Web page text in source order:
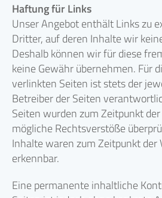
Haftung für Links
Unser Angebot enthält Links zu
Dritter, auf deren Inhalte wir
Deshalb können wir für diese
keine Gewähr übernehmen. Für
verlinkten Seiten ist stets der
Betreiber der Seiten
Seiten wurden zum Zeitpunkt
mögliche Rechtsverstöße
Inhalte waren zum Zeitpunkt der
erkennbar.
Eine permanente inhaltliche